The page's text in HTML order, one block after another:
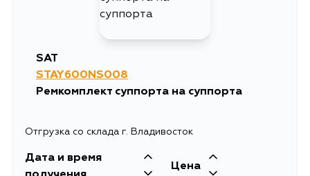
SAT
STAY600NS008
Ремкомплект суппорта на суппорта
Отгрузка со склада г. Владивосток
Дата и время
Цена